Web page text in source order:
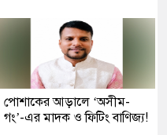
পোশাকের আড়ালে ‘অসীম-
গং’-এর মাদক ও ফিটিং বাণিজ্য!